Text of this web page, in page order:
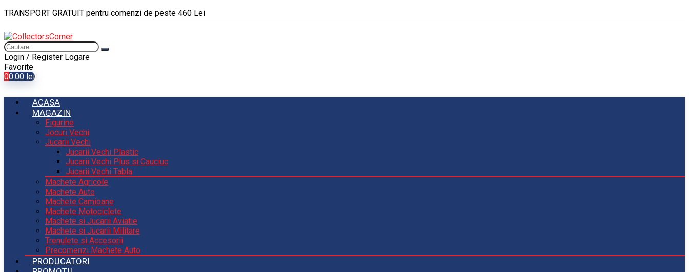
TRANSPORT GRATUIT pentru comenzi de peste 460 Lei
Login / Register Logare
Favorite
00.00 lei
ACASA
MAGAZIN
Figurine
Jocuri Vechi
Jucarii Vechi
Jucarii Vechi Plastic
Jucarii Vechi Plus si Cauciuc
Jucarii Vechi Tabla
Machete Agricole
Machete Auto
Machete Camioane
Machete Motociclete
Machete si Jucarii Aviatie
Machete si Jucarii Militare
Trenulete si Accesorii
Precomenzi Machete Auto
PRODUCATORI